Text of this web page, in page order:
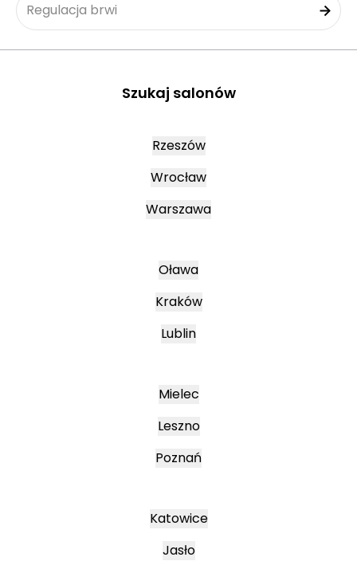
Regulacja brwi
Szukaj salonów
Rzeszów
Wrocław
Warszawa
Oława
Kraków
Lublin
Mielec
Leszno
Poznań
Katowice
Jasło